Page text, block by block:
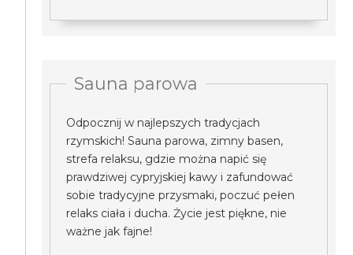
Sauna parowa
Odpocznij w najlepszych tradycjach
rzymskich! Sauna parowa, zimny basen,
strefa relaksu, gdzie można napić się
prawdziwej cypryjskiej kawy i zafundować
sobie tradycyjne przysmaki, poczuć pełen
relaks ciała i ducha. Życie jest piękne, nie
ważne jak fajne!